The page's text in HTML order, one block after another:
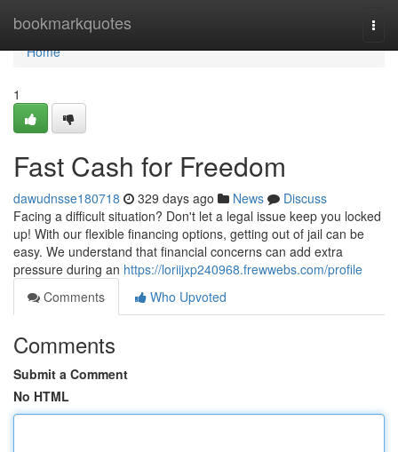
bookmarkquotes
Home
Home
1
Fast Cash for Freedom
dawudnsse180718 329 days ago News
Discuss
Facing a difficult situation? Don't let a legal issue keep you locked
up! With our flexible financing options, getting out of jail can be
easy. We understand that financial concerns can add extra
pressure during an https://loriijxp240968.frewwebs.com/profile
Comments
Who Upvoted
Comments
Submit a Comment
No HTML